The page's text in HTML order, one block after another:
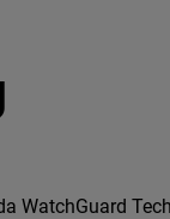
WatchGuard